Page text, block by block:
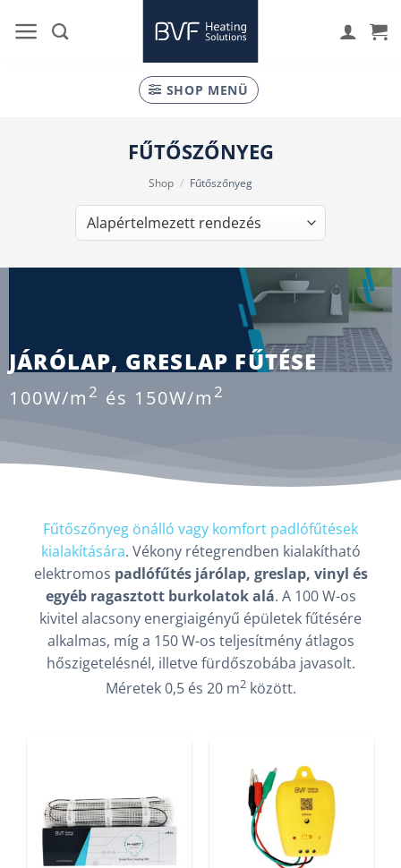
FŰTŐSZŐNYEG
Shop / Fűtőszőnyeg
SHOP MENÜ
JÁRÓLAP, GRESLAP FŰTÉSE
100W/m 2 és 150W/m 2
Fűtőszőnyeg önálló vagy komfort padlófűtések
kialakítására. Vékony rétegrendben kialakítható
elektromos padlófűtés járólap, greslap, vinyl és
egyéb ragasztott burkolatok alá. A 100 W-os
kivitel alacsony energiaigényű épületek fűtésére
alkalmas, míg a 150 W-os teljesítmény átlagos
hőszigetelésnél, illetve fürdőszobába javasolt.
Méretek 0,5 és 20 m2között.